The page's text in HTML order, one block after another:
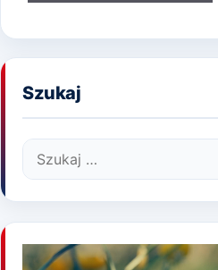
Szukaj
Szukaj: